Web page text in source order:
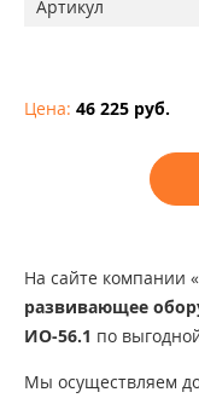
Артикул
Цена: 46 225 руб.
На сайте компании
развивающее
ИО-56.1 по
Мы осуществляем